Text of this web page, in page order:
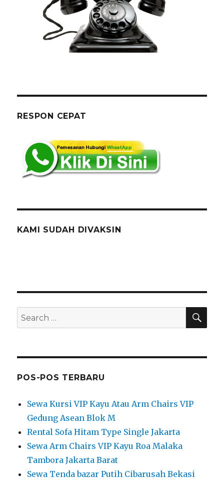
RESPON CEPAT
KAMI SUDAH DIVAKSIN
Search
for:
POS-POS TERBARU
Sewa Kursi VIP Kayu Atau Arm Chairs VIP
Gedung Asean Blok M
Rental Sofa Hitam Type Single Jakarta
Sewa Arm Chairs VIP Kayu Roa Malaka
Tambora Jakarta Barat
Sewa Tenda bazar Putih Cibarusah Bekasi